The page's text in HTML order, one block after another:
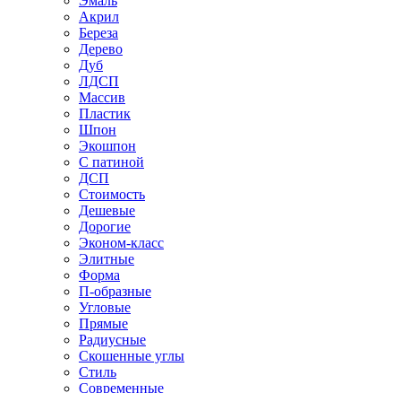
Акрил
Береза
Дерево
Дуб
ЛДСП
Массив
Пластик
Шпон
Экошпон
С патиной
ДСП
Стоимость
Дешевые
Дорогие
Эконом-класс
Элитные
Форма
П-образные
Угловые
Прямые
Радиусные
Скошенные углы
Стиль
Современные